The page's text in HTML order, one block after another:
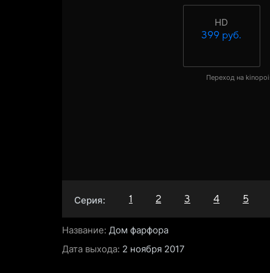
HD
399 руб.
Переход на
Серия: 1 2 3 4 5
Название: Дом фарфора
Дата выхода: 2 ноября 2017